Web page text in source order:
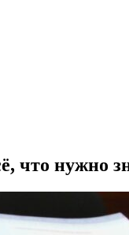
что нужно